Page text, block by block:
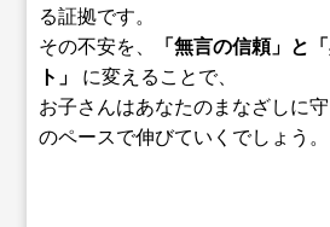
る証拠です。
その不安を、
「無言の信頼」と
ト」 に変えることで、
お子さんはあなたのまなざしに
のペースで伸びていくでしょう。